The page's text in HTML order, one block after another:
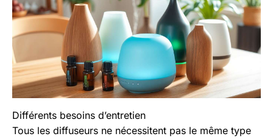
Différents besoins d’entretien
Tous les diffuseurs ne nécessitent pas le même type